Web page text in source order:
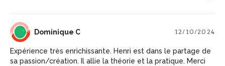
chez soi. Je recommande.
DC Dominique C 12/10/2024
Expérience très enrichissante. Henri est dans le partage de
sa passion/création. Il allie la théorie et la pratique. Merci